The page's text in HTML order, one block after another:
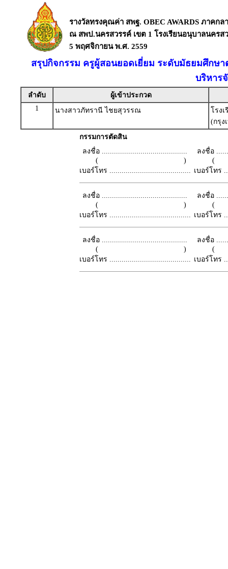
รางวัลทรงคุณค่า สพฐ. OBEC AWARDS ภาคก
ณ สพป.นครสวรรค์ เขต 1 โรงเรียนอนุบาลนคร
5 พฤศจิกายน พ.ศ. 2559
สรุปกิจกรรม ครูผู้สอนยอดเยี่ยม ระดับมัธยมศึกษ
บริหาร
ลำดับ
ผู้เข้าประกวด
1
นางสาวภัทรานี ไชยสุวรรณ
โรง
(กรุง
กรรมการตัดสิน
ลงชื่อ ..........................................
( )
เบอร์โทร ........................................
ลงชื่อ
เบอร์โทร
ลงชื่อ ..........................................
( )
เบอร์โทร ........................................
ลงชื่อ
เบอร์โทร
ลงชื่อ ..........................................
( )
เบอร์โทร ........................................
ลงชื่อ
เบอร์โทร